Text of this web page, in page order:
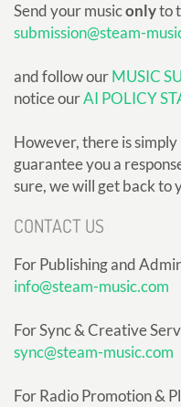
Send your musiconlyto
submission@steam-
and follow ourMUSIC
notice ourAI POLICY
However, there is
guarantee you a
sure, we will get back to
CONTACT US
For Publishing and
info@steam-music.com
For Sync & Creative
sync@steam-music.com
For Radio Promotion &